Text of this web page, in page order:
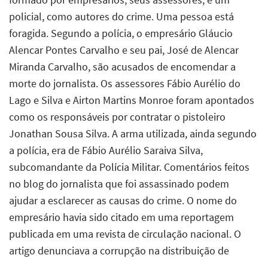
policial, como autores do crime. Uma pessoa está
foragida. Segundo a polícia, o empresário Gláucio
Alencar Pontes Carvalho e seu pai, José de Alencar
Miranda Carvalho, são acusados de encomendar a
morte do jornalista. Os assessores Fábio Aurélio do
Lago e Silva e Airton Martins Monroe foram apontados
como os responsáveis por contratar o pistoleiro
Jonathan Sousa Silva. A arma utilizada, ainda segundo
a polícia, era de Fábio Aurélio Saraiva Silva,
subcomandante da Polícia Militar. Comentários feitos
no blog do jornalista que foi assassinado podem
ajudar a esclarecer as causas do crime. O nome do
empresário havia sido citado em uma reportagem
publicada em uma revista de circulação nacional. O
artigo denunciava a corrupção na distribuição de